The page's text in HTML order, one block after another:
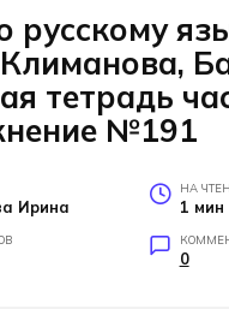
русскому
Климанова,
тетрадь
№191
Ирина
НА
1 мин
0